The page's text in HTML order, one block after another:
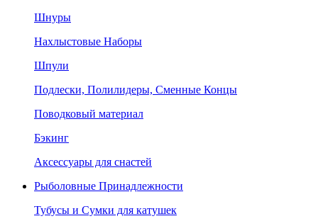
Шнуры
Нахлыстовые Наборы
Шпули
Подлески, Полилидеры, Сменные Концы
Поводковый материал
Бэкинг
Аксессуары для снастей
Рыболовные Принадлежности
Тубусы и Сумки для катушек